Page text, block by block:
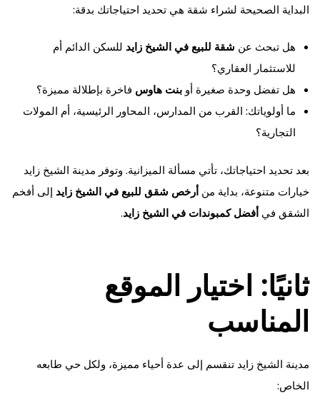
البداية الصحيحة لشراء شقة هي تحديد احتياجاتك بدقة:
هل تبحث عن شقة للبيع في الشيخ زايد للسكن الدائم أم
للاستثمار العقاري؟
هل تفضل وحدة صغيرة أوبنت هاوس فاخرة بإطلالة مميزة؟
ما أولوياتك: القرب من المدارس، المحاور الرئيسية، أم المولات
التجارية؟
بعد تحديد احتياجاتك، تأتي مسألة الميزانية. وتوفر مدينة الشيخ زايد
خيارات متنوعة، بداية من أرخص شقق للبيع في الشيخ زايد إلى أفخم
الشقق في أفضل كمبوندات في الشيخ زايد.
ثانيًا: اختيار الموقع
المناسب
مدينة الشيخ زايد تنقسم إلى عدة أحياء مميزة، ولكل حي طابعه
الخاص: